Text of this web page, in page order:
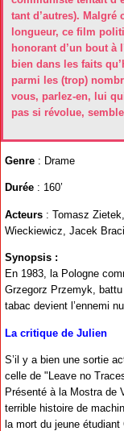
tant d’autres).
longueur, ce film
honorant d’un bout à
bien dans les faits
parmi les (trop)
vous, parlez-en, lui
pas si révolue,
Genre : Drame
Durée : 160’
Acteurs : Tomasz
Wieckiewicz, Jacek
Synopsis :
En 1983, la Pologne
Grzegorz Przemyk,
tabac devient l’ennemi
La critique de Julien
S’il y a bien une sortie
celle de "Leave no
Présenté à la Mostra de
terrible histoire de
la mort du jeune